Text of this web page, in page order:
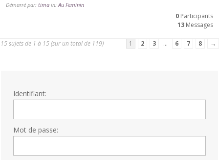
Démarré par: tima in: Au Feminin
0 Participants
13 Messages
15 sujets de 1 à 15 (sur un total de 119) 1 2 3 … 6 7 8 →
Identifiant:
Mot de passe: